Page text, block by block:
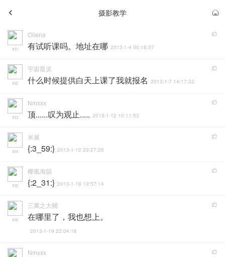
摄影教学
Oilena
#31 有试听课吗。地址在哪 2013-1-4 00:18:57
宇宙星灵
#32 什么时候提供白天上课了我就报名 2013-1-7 14:17:32
Nmxxx
#33 顶......叹为观止..... 2013-1-12 10:11:53
米展
#34 {:3_59:} 2013-1-12 23:27:26
椰風海韻
#35 {:2_31:} 2013-1-18 13:57:14
三萬之大關
#36 在哪里了，我也想上。
2013-1-19 22:04:18
Nmxxx